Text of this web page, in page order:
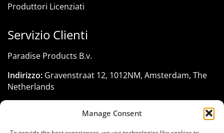
Manage Consent
Produttori Licenziati
Servizio Clienti
Paradise Products B.v.
Indirizzo: Gravenstraat 12, 1012NM, Amsterdam, The
Netherlands
Telefono: +31 206 795 422